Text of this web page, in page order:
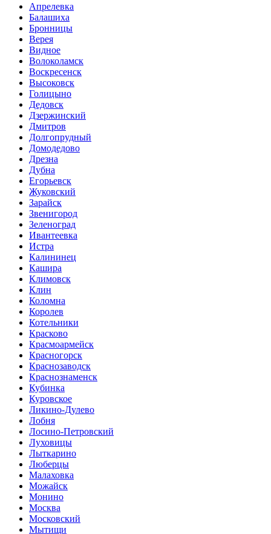
Апрелевка
Балашиха
Бронницы
Верея
Видное
Волоколамск
Воскресенск
Высоковск
Голицыно
Дедовск
Дзержинский
Дмитров
Долгопрудный
Домодедово
Дрезна
Дубна
Егорьевск
Жуковский
Зарайск
Звенигород
Зеленоград
Ивантеевка
Истра
Калининец
Кашира
Климовск
Клин
Коломна
Королев
Котельники
Красково
Красмоармейск
Красногорск
Краснозаводск
Краснознаменск
Кубинка
Куровское
Ликино-Дулево
Лобня
Лосино-Петровский
Луховицы
Лыткарино
Люберцы
Малаховка
Можайск
Монино
Москва
Московский
Мытищи